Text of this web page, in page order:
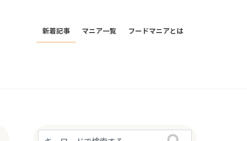
新着記事 マニア一覧 フードマニアとは